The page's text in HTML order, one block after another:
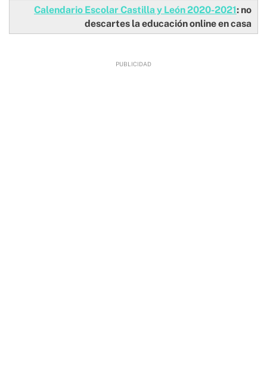
Calendario Escolar Castilla y León 2020-2021: no
descartes la educación online en casa